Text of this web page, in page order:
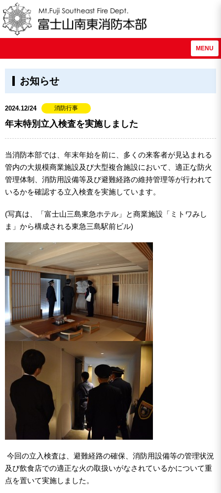
MENU
お知らせ
2024.12/24 消防行事
年末特別立入検査を実施しました
当消防本部では、年末年始を前に、多くの来客者が見込まれる
管内の大規模商業施設及び大型複合施設において、適正な防火
管理体制、消防用設備等及び避難経路の維持管理等が行われて
いるかを確認する立入検査を実施しています。
(写真は、「富士山三島東急ホテル」と商業施設「ミトワみし
ま」から構成される東急三島駅前ビル)
今回の立入検査は、避難経路の確保、消防用設備等の管理状況
及び飲食店での適正な火の取扱いがなされているかについて重
点を置いて実施しました。